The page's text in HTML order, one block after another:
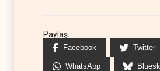
Paylaş:
Facebook Twitter
WhatsApp